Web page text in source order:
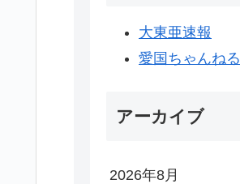
大東亜速報
愛国ちゃんねる
アーカイブ
2026年8月